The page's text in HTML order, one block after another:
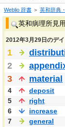
Weblio 辞書 ＞ 英和辞典
英和病理所見
2012年3月29日のデ
1
2
3
material
4
deposit
5
right
6
increase
7
general